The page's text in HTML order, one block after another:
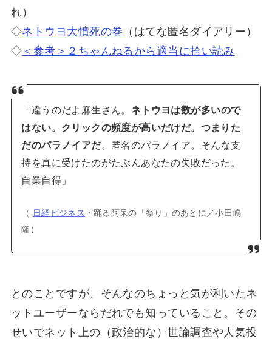
れ）
◇ネトウヨ大憤死の巻 （はてな匿名ダイアリー）
◇＜参考＞２ちゃんねるから適当に拾い読み
「違うのだよ麻生さん。 ネトウヨは数が多いので
はない。クリックの頻度が高いだけだ。つまりた
だのパラノイアだ。匿名のパラノイア。そんな支
持を真に受けたのがたぶんあなたの失敗だった。
自業自得」
（ 日経ビジネス ・踊る阿呆の「祭り」のあとに／小田嶋
隆）
とのことですが、そんなのちょっと気が利いたネ
ットユーザーならだれでも知っていること。その
せいでネット上の（政治的な）世論調査や人気投